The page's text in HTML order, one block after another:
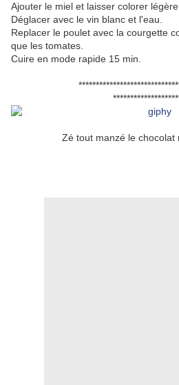
Ajouter le miel et laisser colorer
Déglacer avec le vin blanc et l'eau.
Replacer le poulet avec la courgette
que les tomates.
Cuire en mode rapide 15 min.
Zé tout manzé le chocolat